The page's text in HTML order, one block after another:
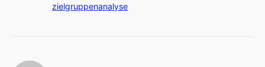
zielgruppenanalyse